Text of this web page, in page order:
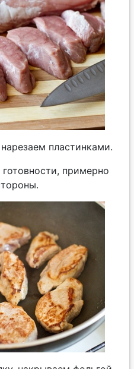
пластинками.
примерно